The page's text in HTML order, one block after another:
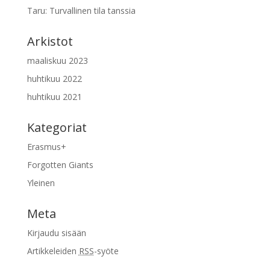
Taru: Turvallinen tila tanssia
Arkistot
maaliskuu 2023
huhtikuu 2022
huhtikuu 2021
Kategoriat
Erasmus+
Forgotten Giants
Yleinen
Meta
Kirjaudu sisään
Artikkeleiden RSS-syöte